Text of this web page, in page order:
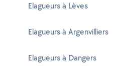
Elagueurs à Lèves
Elagueurs à Argenvilliers
Elagueurs à Dangers